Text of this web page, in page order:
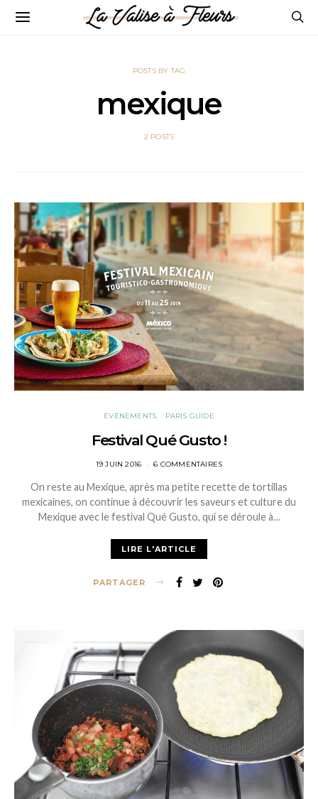
POSTS BY TAG
mexique
2 POSTS
ÉVÉNEMENTS PARIS GUIDE
Festival Qué Gusto !
POSTED
19 JUIN 2016 6 COMMENTAIRES
On reste au Mexique, après ma petite recette de tortillas
mexicaines, on continue à découvrir les saveurs et culture du
Mexique avec le festival Qué Gusto, qui se déroule à…
LIRE L'ARTICLE
PARTAGER